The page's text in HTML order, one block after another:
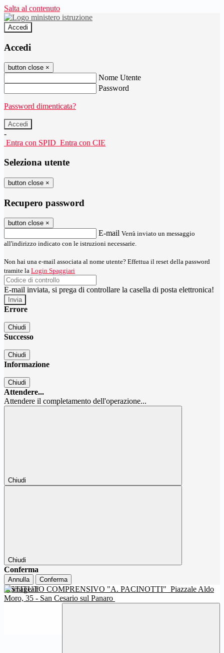
Salta al contenuto
Accedi
Accedi
button close ×
Nome Utente
Password
Password dimenticata?
-
Entra con SPID Entra con CIE
Seleziona utente
button close ×
Recupero password
button close ×
E-mail Verrà inviato un messaggio
all'indirizzo indicato con le istruzioni necessarie.
Non hai una e-mail associata al nome utente? Effettua il reset della password
tramite la Login Spaggiari
E-mail inviata, si prega di controllare la casella di posta elettronica!
Errore
Chiudi
Successo
Chiudi
Informazione
Chiudi
Attendere...
Attendere il completamento dell'operazione...
Chiudi
Chiudi
Conferma
Annulla Conferma
ISTITUTO COMPRENSIVO "A. PACINOTTI" Piazzale Aldo
Moro, 35 - San Cesario sul Panaro